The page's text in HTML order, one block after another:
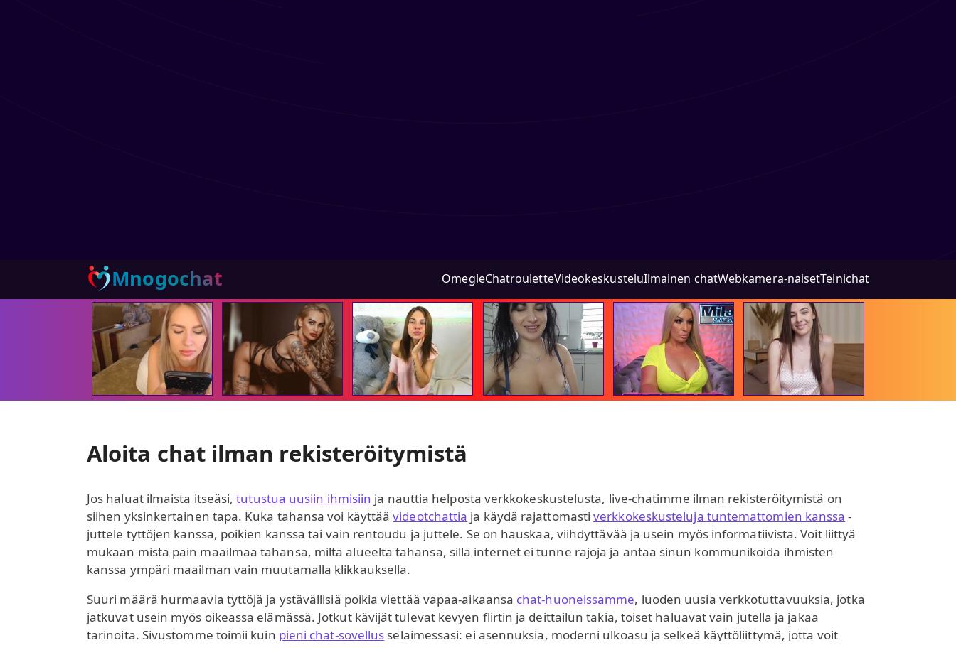
Mnogochat OmegleChatrouletteVideokeskusteluIlmainen chatWebkamera-naisetTeinichat
Aloita chat ilman rekisteröitymistä
Jos haluat ilmaista itseäsi,tutustua uusiin ihmisiin ja nauttia helposta verkkokeskustelusta, live-chatimme ilman rekisteröitymistä on
siihen yksinkertainen tapa. Kuka tahansa voi käyttäävideotchattia ja käydä rajattomastiverkkokeskusteluja tuntemattomien kanssa -
juttele tyttöjen kanssa, poikien kanssa tai vain rentoudu ja juttele. Se on hauskaa, viihdyttävää ja usein myös informatiivista. Voit liittyä
mukaan mistä päin maailmaa tahansa, miltä alueelta tahansa, sillä internet ei tunne rajoja ja antaa sinun kommunikoida ihmisten
kanssa ympäri maailman vain muutamalla klikkauksella.
Suuri määrä hurmaavia tyttöjä ja ystävällisiä poikia viettää vapaa-aikaansa chat-huoneissamme, luoden uusia verkkotuttavuuksia, jotka
jatkuvat usein myös oikeassa elämässä. Jotkut kävijät tulevat kevyen flirtin ja deittailun takia, toiset haluavat vain jutella ja jakaa
tarinoita. Sivustomme toimii kuin pieni chat-sovellus selaimessasi: ei asennuksia, moderni ulkoasu ja selkeä käyttöliittymä, jotta voit